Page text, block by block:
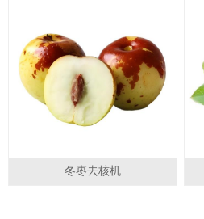
冬枣去核机
专利号： ZL2013 2 0363818.0
专利产品，仿冒违法！